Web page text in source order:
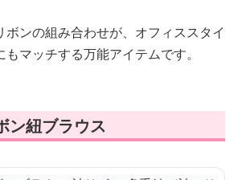
ンの組み合わせが、オフィススタイ
マッチする万能アイテムです。
ン紐ブラウス